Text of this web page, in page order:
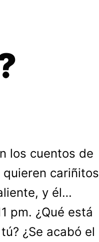
los cuentos de
cariñitos
y él…
pm. ¿Qué está
¿Se acabó el